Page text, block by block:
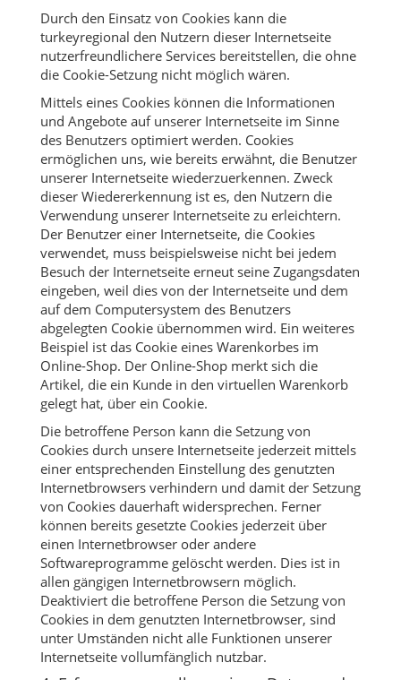
Durch den Einsatz von Cookies kann die
turkeyregional den Nutzern dieser Internetseite
nutzerfreundlichere Services bereitstellen, die ohne
die Cookie-Setzung nicht möglich wären.
Mittels eines Cookies können die Informationen
und Angebote auf unserer Internetseite im Sinne
des Benutzers optimiert werden. Cookies
ermöglichen uns, wie bereits erwähnt, die Benutzer
unserer Internetseite wiederzuerkennen. Zweck
dieser Wiedererkennung ist es, den Nutzern die
Verwendung unserer Internetseite zu erleichtern.
Der Benutzer einer Internetseite, die Cookies
verwendet, muss beispielsweise nicht bei jedem
Besuch der Internetseite erneut seine Zugangsdaten
eingeben, weil dies von der Internetseite und dem
auf dem Computersystem des Benutzers
abgelegten Cookie übernommen wird. Ein weiteres
Beispiel ist das Cookie eines Warenkorbes im
Online-Shop. Der Online-Shop merkt sich die
Artikel, die ein Kunde in den virtuellen Warenkorb
gelegt hat, über ein Cookie.
Die betroffene Person kann die Setzung von
Cookies durch unsere Internetseite jederzeit mittels
einer entsprechenden Einstellung des genutzten
Internetbrowsers verhindern und damit der Setzung
von Cookies dauerhaft widersprechen. Ferner
können bereits gesetzte Cookies jederzeit über
einen Internetbrowser oder andere
Softwareprogramme gelöscht werden. Dies ist in
allen gängigen Internetbrowsern möglich.
Deaktiviert die betroffene Person die Setzung von
Cookies in dem genutzten Internetbrowser, sind
unter Umständen nicht alle Funktionen unserer
Internetseite vollumfänglich nutzbar.